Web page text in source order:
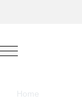
Mobile Menu Toggle
Home